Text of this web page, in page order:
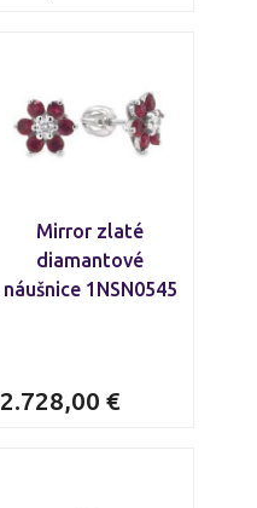
Mirror zlaté
diamantové
náušnice 1NSN0545
2.728,00 €